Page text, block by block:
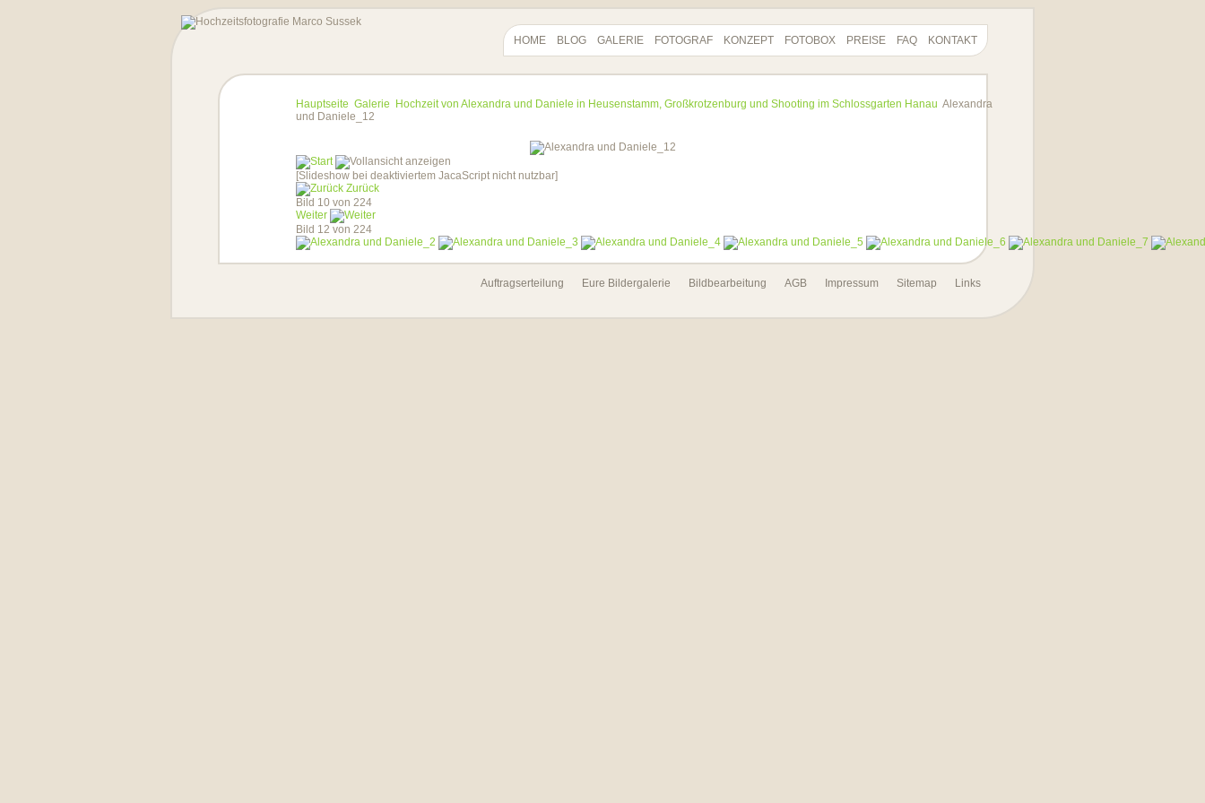
HOME BLOG GALERIE FOTOGRAF KONZEPT FOTOBOX PREISE FAQ KONTAKT
Hauptseite Galerie Hochzeit von Alexandra und Daniele in Heusenstamm, Großkrotzenburg und Shooting im Schlossgarten Hanau Alexandra
und Daniele_12
[Slideshow bei deaktiviertem JacaScript nicht nutzbar]
Zurück
Bild 10 von 224
Weiter
Bild 12 von 224
Auftragserteilung Eure Bildergalerie Bildbearbeitung AGB Impressum Sitemap Links